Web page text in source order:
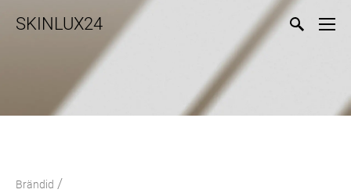
SKINLUX24
Brändid /